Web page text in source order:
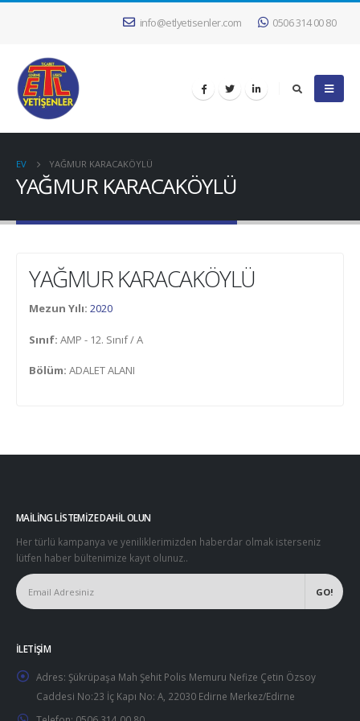
info@etlyetisenler.com 0506 314 00 80
EV YAĞMUR KARACAKÖYLÜ
YAĞMUR KARACAKÖYLÜ
YAĞMUR KARACAKÖYLÜ
Mezun Yılı: 2020
Sınıf: AMP - 12. Sınıf / A
Bölüm: ADALET ALANI
MAILING LISTEMIZE DAHIL OLUN
Her türlü kampanya ve yeniliklerimizden haberdar olmak isterseniz
lütfen haber bültenimize kayıt olunuz..
İLETIŞIM
Adres: Şükrüpaşa Mah Şehit Polis Memuru Nefize Çetin Özsoy
Caddesi No:23 İç Kapı No: A, 22030 Edirne Merkez/Edirne